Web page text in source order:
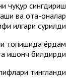
чуқур сингдириш
ва ота-оналар
илгари сурилди.
топишида ёрдам
ишонч билдирди.
тингланди.